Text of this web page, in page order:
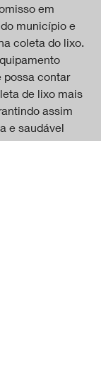
em
município e
coleta do lixo.
possa contar
de lixo mais
assim
e saudável